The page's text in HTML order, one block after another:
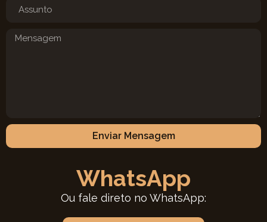
Enviar Mensagem
WhatsApp
Ou fale direto no WhatsApp: